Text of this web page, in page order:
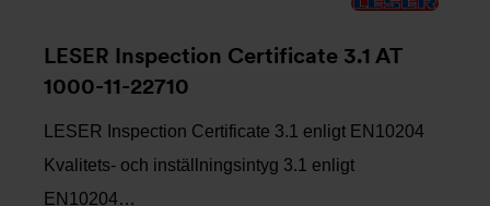
LESER Inspection Certificate 3.1 AT
1000-11-22710
LESER Inspection Certificate 3.1 enligt EN10204
Kvalitets- och inställningsintyg 3.1 enligt
EN10204…